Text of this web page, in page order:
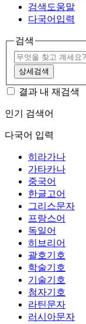
검색도움말
다국어입력
검색
상세검색
결과 내 재검색
인기 검색어
다국어 입력
히라가나
가타카나
중국어
한글고어
그리스문자
프랑스어
독일어
히브리어
괄호기호
학술기호
기술기호
첨자기호
라틴문자
러시아문자